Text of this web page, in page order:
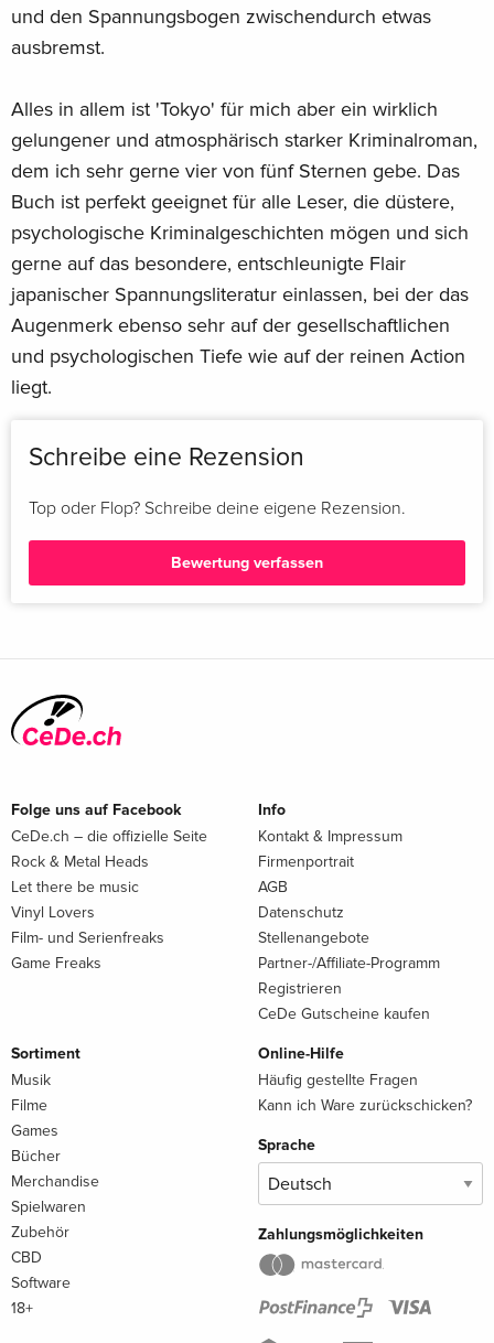
und den Spannungsbogen zwischendurch etwas
ausbremst.
Alles in allem ist 'Tokyo' für mich aber ein wirklich
gelungener und atmosphärisch starker Kriminalroman,
dem ich sehr gerne vier von fünf Sternen gebe. Das
Buch ist perfekt geeignet für alle Leser, die düstere,
psychologische Kriminalgeschichten mögen und sich
gerne auf das besondere, entschleunigte Flair
japanischer Spannungsliteratur einlassen, bei der das
Augenmerk ebenso sehr auf der gesellschaftlichen
und psychologischen Tiefe wie auf der reinen Action
liegt.
Schreibe eine Rezension
Top oder Flop? Schreibe deine eigene Rezension.
Bewertung verfassen
Folge uns auf Facebook
CeDe.ch – die offizielle Seite
Rock & Metal Heads
Let there be music
Vinyl Lovers
Film- und Serienfreaks
Game Freaks
Info
Kontakt & Impressum
Firmenportrait
AGB
Datenschutz
Stellenangebote
Partner-/Affiliate-Programm
Registrieren
CeDe Gutscheine kaufen
Sortiment
Musik
Filme
Games
Bücher
Merchandise
Spielwaren
Zubehör
CBD
Software
18+
Online-Hilfe
Häufig gestellte Fragen
Kann ich Ware zurückschicken?
Sprache
Zahlungsmöglichkeiten